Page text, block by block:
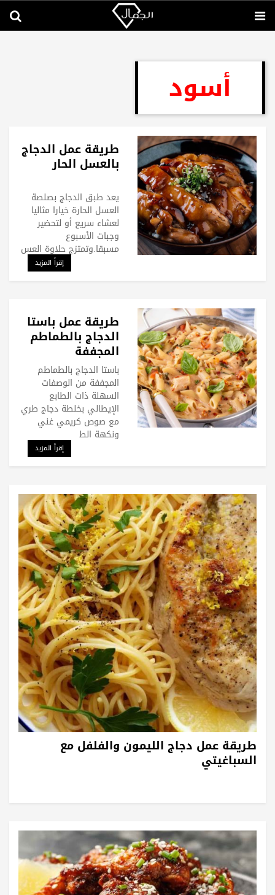
أسود
طريقة عمل الدجاج
بالعسل الحار
يعد طبق الدجاج بصلصة
العسل الحارة خيارا مثاليا
لعشاء سريع أو لتحضير
وجبات الأسبوع
مسبقا.وتمتزج حلاوة العس
إقرأ المزيد
طريقة عمل باستا
الدجاج بالطماطم
المجففة
والبارميزان
باستا الدجاج بالطماطم
المجففة من الوصفات
السهلة ذات الطابع
الإيطالي بخلطة دجاج طري
مع صوص كريمي غني
ونكهة الط
إقرأ المزيد
طريقة عمل دجاج الليمون والفلفل مع
السباغيتي